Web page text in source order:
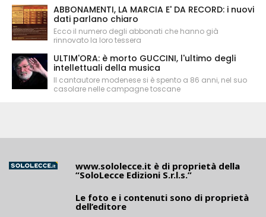
ABBONAMENTI, LA MARCIA E' DA RECORD: i nuovi
dati parlano chiaro
Ecco il numero degli abbonati che hanno già
rinnovato la loro tessera
ULTIM'ORA: è morto GUCCINI, l'ultimo degli
intellettuali della musica
Il cantautore modenese si è spento a 86 anni, nel suo
casolare nelle campagne toscane
www.sololecce.it è di proprietà della
“SoloLecce Edizioni S.r.l.s.”
Le foto e i contenuti sono di proprietà
dell’editore